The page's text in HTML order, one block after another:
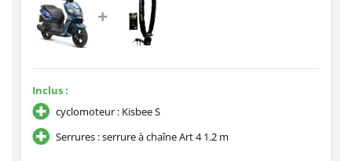
Inclus :
cyclomoteur : Kisbee S
Serrures : serrure à chaîne Art 4 1.2 m